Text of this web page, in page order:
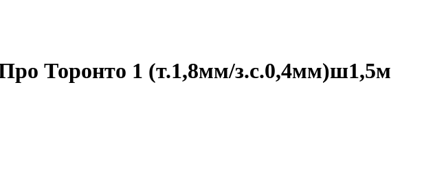
Торонто 1 (т.1,8мм/з.с.0,4мм)ш1,5м